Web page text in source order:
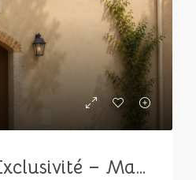
ML 735 En Exclusivité – Maison de village à rénover avec fort potentiel